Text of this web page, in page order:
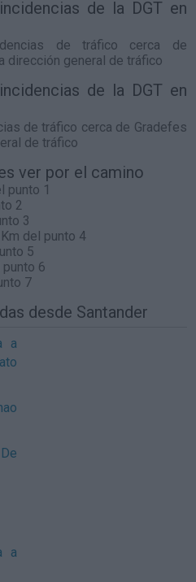
de la DGT en
de tráfico cerca de
dirección general de tráfico
de la DGT en
de tráfico cerca de Gradefes
de tráfico
ver por el camino
punto 1
2
3
del punto 4
5
punto 6
7
desde Santander
a
a